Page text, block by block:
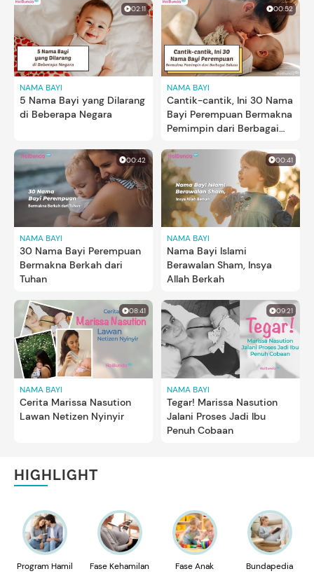
02:11
NAMA BAYI
5 Nama Bayi yang Dilarang
di Beberapa Negara
00:52
NAMA BAYI
Cantik-cantik, Ini 30 Nama
Bayi Perempuan Bermakna
Pemimpin dari Berbagai
00:42
NAMA BAYI
30 Nama Bayi Perempuan
Bermakna Berkah dari
Tuhan
00:41
NAMA BAYI
Nama Bayi Islami
Berawalan Sham, Insya
Allah Berkah
08:41
NAMA BAYI
Cerita Marissa Nasution
Lawan Netizen Nyinyir
09:21
NAMA BAYI
Tegar! Marissa Nasution
Jalani Proses Jadi Ibu
Penuh Cobaan
HIGHLIGHT
Program Hamil Fase Kehamilan Fase Anak Bundapedia